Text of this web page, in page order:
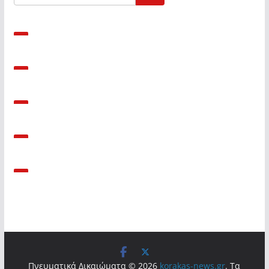
Πνευματικά Δικαιώματα © 2026 korakas-news.gr. Τα